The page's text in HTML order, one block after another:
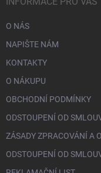
O NÁS
NAPIŠTE NÁM
KONTAKTY
O NÁKUPU
OBCHODNÍ PODMÍNKY
ODSTOUPENÍ OD
ZÁSADY ZPRACOVÁNÍ A
ODSTOUPENÍ OD